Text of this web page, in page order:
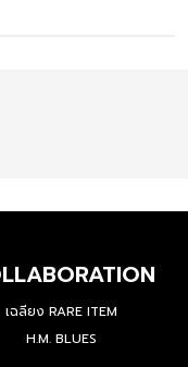
เฉลียง RARE ITEM
H.M. BLUES